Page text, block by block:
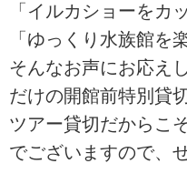
「イルカショーをカ
「ゆっくり水族館を
そんなお声にお応え
だけの開館前特別貸
ツアー貸切だからこ
でございますので、